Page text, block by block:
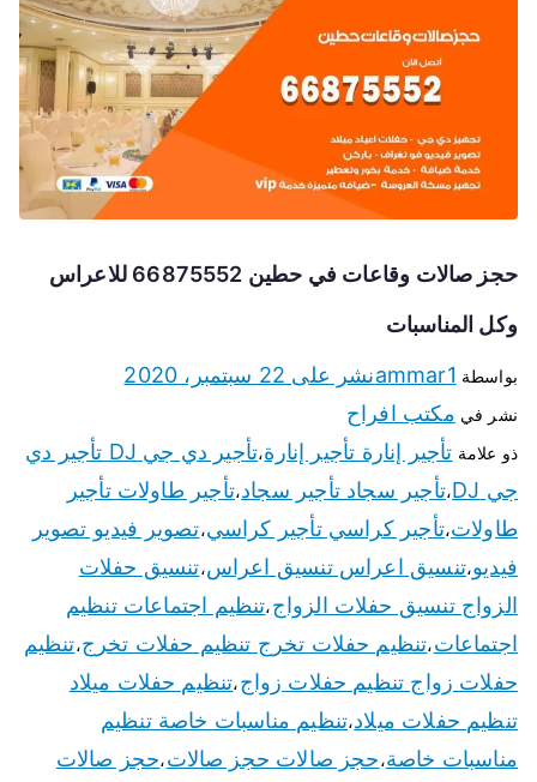
حجز صالات وقاعات في حطين 66875552 للاعراس
وكل المناسبات
بواسطة ammar1نشر على 22 سبتمبر، 2020
نشر في مكتب افراح
ذو علامة تأجير إنارة تأجير إنارة،
تأجير دي جي DJ تأجير دي
جي DJ
،تأجير سجاد تأجير سجاد،تأجير طاولات تأجير
طاولات،تأجير كراسي تأجير كراسي،تصوير فيديو تصوير
فيديو،تنسيق اعراس تنسيق اعراس،تنسيق حفلات
الزواج تنسيق حفلات الزواج،تنظيم اجتماعات تنظيم
اجتماعات،تنظيم حفلات تخرج تنظيم حفلات تخرج،تنظيم
حفلات زواج تنظيم حفلات زواج،تنظيم حفلات ميلاد
تنظيم حفلات ميلاد،تنظيم مناسبات خاصة تنظيم
مناسبات خاصة،حجز صالات حجز صالات،حجز صالات